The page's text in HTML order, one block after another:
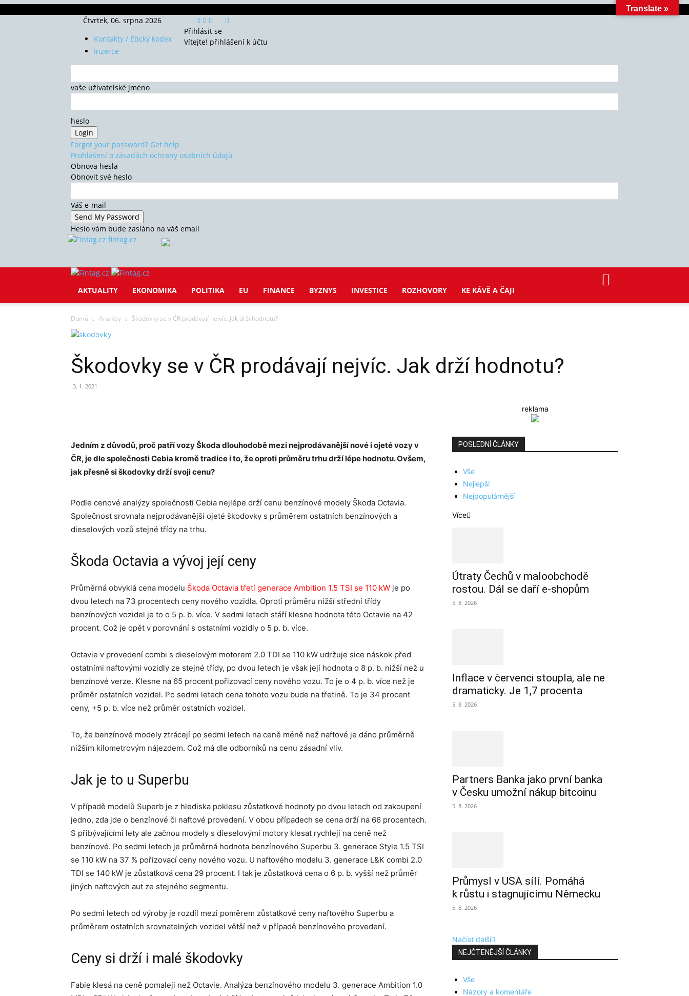
Čtvrtek, 06. srpna 2026
Kontakty / Etický kodex
Inzerce
Přihlásit se
Vítejte! přihlášení k účtu
vaše uživatelské jméno
heslo
Forgot your password? Get help
Prohlášení o zásadách ochrany osobních údajů
Obnova hesla
Obnovit své heslo
Váš e-mail
Heslo vám bude zasláno na váš email
fintag.cz
AKTUALITY EKONOMIKA POLITIKA EU FINANCE BYZNYS INVESTICE ROZHOVORY KE KÁVĚ A ČAJI
Domů Analýzy Škodovky se v ČR prodávají nejvíc. Jak drží hodnotu?
Škodovky se v ČR prodávají nejvíc. Jak drží hodnotu?
3. 1. 2021
Jedním z důvodů, proč patří vozy Škoda dlouhodobě mezi nejprodávanější nové i ojeté vozy v
ČR, je dle společnosti Cebia kromě tradice i to, že oproti průměru trhu drží lépe hodnotu. Ovšem,
jak přesně si škodovky drží svoji cenu?
Podle cenové analýzy společnosti Cebia nejlépe drží cenu benzínové modely Škoda Octavia.
Společnost srovnala nejprodávanější ojeté škodovky s průměrem ostatních benzínových a
dieselových vozů stejné třídy na trhu.
Škoda Octavia a vývoj její ceny
Průměrná obvyklá cena modelu Škoda Octavia třetí generace Ambition 1.5 TSI se 110 kW je po
dvou letech na 73 procentech ceny nového vozidla. Oproti průměru nižší střední třídy
benzínových vozidel je to o 5 p. b. více. V sedmi letech stáří klesne hodnota této Octavie na 42
procent. Což je opět v porovnání s ostatními vozidly o 5 p. b. více.
Octavie v provedení combi s dieselovým motorem 2.0 TDI se 110 kW udržuje sice náskok před
ostatními naftovými vozidly ze stejné třídy, po dvou letech je však její hodnota o 8 p. b. nižší než u
benzínové verze. Klesne na 65 procent pořizovací ceny nového vozu. To je o 4 p. b. více než je
průměr ostatních vozidel. Po sedmi letech cena tohoto vozu bude na třetině. To je 34 procent
ceny, +5 p. b. více než průměr ostatních vozidel.
To, že benzínové modely ztrácejí po sedmi letech na ceně méně než naftové je dáno průměrně
nižším kilometrovým nájezdem. Což má dle odborníků na cenu zásadní vliv.
Jak je to u Superbu
V případě modelů Superb je z hlediska poklesu zůstatkové hodnoty po dvou letech od zakoupení
jedno, zda jde o benzínové či naftové provedení. V obou případech se cena drží na 66 procentech.
S přibývajícími lety ale začnou modely s dieselovými motory klesat rychleji na ceně než
benzínové. Po sedmi letech je průměrná hodnota benzínového Superbu 3. generace Style 1.5 TSI
se 110 kW na 37 % pořizovací ceny nového vozu. U naftového modelu 3. generace L&K combi 2.0
TDI se 140 kW je zůstatková cena 29 procent. I tak je zůstatková cena o 6 p. b. vyšší než průměr
jiných naftových aut ze stejného segmentu.
Po sedmi letech od výroby je rozdíl mezi poměrem zůstatkové ceny naftového Superbu a
průměrem ostatních srovnatelných vozidel větší než v případě benzínového provedení.
Ceny si drží i malé škodovky
Fabie klesá na ceně pomaleji než Octavie. Analýza benzínového modelu 3. generace Ambition 1.0
reklama
POSLEDNÍ ČLÁNKY
Vše
Nejlepší
Nejpopulárnější
Více
Útraty Čechů v maloobchodě
rostou. Dál se daří e-shopům
5. 8. 2026
Inflace v červenci stoupla, ale ne
dramaticky. Je 1,7 procenta
5. 8. 2026
Partners Banka jako první banka
v Česku umožní nákup bitcoinu
5. 8. 2026
Průmysl v USA sílí. Pomáhá
k růstu i stagnujícímu Německu
5. 8. 2026
Načíst další
NEJČTENĚJŠÍ ČLÁNKY
Vše
Názory a komentáře
Translate »